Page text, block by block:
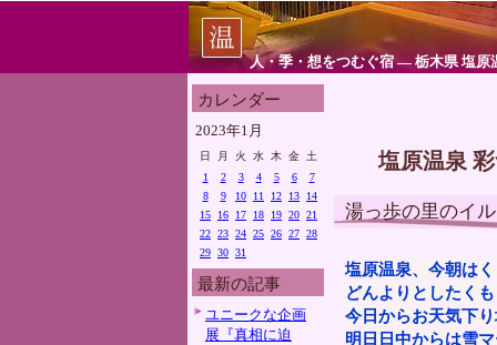
人・季・想をつむぐ宿 ― 栃木県 塩原
カレンダー
2023年1月
日 月 火 水 木 金
土
1
2 3 4 5 6
7
8
9 10 11 12 13
14
15
16 17 18 19 20 21
22 23 24 25 26 27 28
29 30 31
最新の記事
ユニークな企画
展『真相に迫
塩原温泉
湯っ歩の里のイ
塩原温泉、今朝は
どんよりとしたく
今日からお天気下
明日日中からは雪